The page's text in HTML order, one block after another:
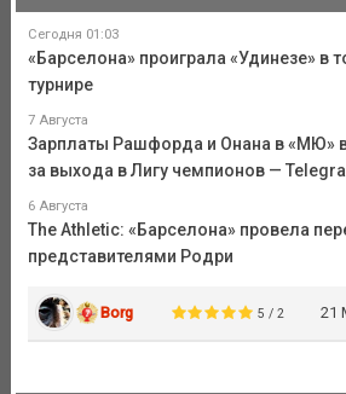
Сегодня 01:03
«Барселона» проиграла «Удинезе» в
турнире
7 Августа
Зарплаты Рашфорда и Онана в «МЮ»
за выхода в Лигу чемпионов —
6 Августа
The Athletic: «Барселона» провела
представителями Родри
Borg 5 / 2 21